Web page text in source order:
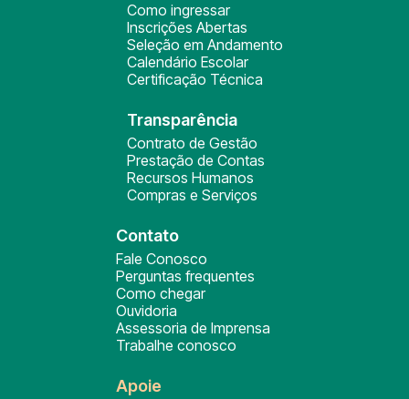
Como ingressar
Inscrições Abertas
Seleção em Andamento
Calendário Escolar
Certificação Técnica
Transparência
Contrato de Gestão
Prestação de Contas
Recursos Humanos
Compras e Serviços
Contato
Fale Conosco
Perguntas frequentes
Como chegar
Ouvidoria
Assessoria de Imprensa
Trabalhe conosco
Apoie